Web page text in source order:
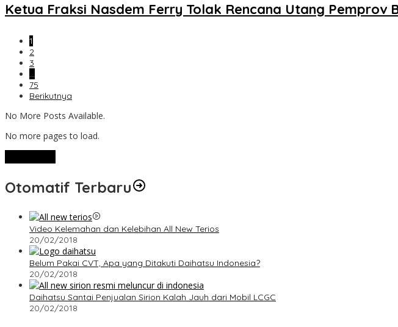
Ketua Fraksi Nasdem Ferry Tolak Rencana Utang Pemprov
1
2
3
…
75
Berikutnya
No More Posts Available.
No more pages to load.
Otomatif Terbaru
Video Kelemahan dan Kelebihan All New Terios
20/02/2018
Belum Pakai CVT, Apa yang Ditakuti Daihatsu Indonesia?
20/02/2018
Daihatsu Santai Penjualan Sirion Kalah Jauh dari Mobil LCGC
20/02/2018